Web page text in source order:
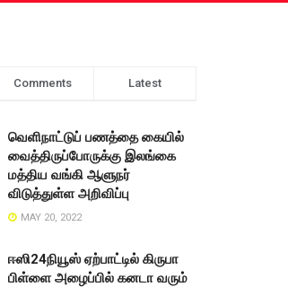
Comments Latest
வெளிநாட்டுப் பணத்தை கையில்
வைத்திருப்போருக்கு இலங்கை
மத்திய வங்கி ஆளுநர்
விடுத்துள்ள அறிவிப்பு
MAY 20, 2022
ஈஸி24நியூஸ் ஏற்பாட்டில் கிருபா
பிள்ளை அழைப்பில் கனடா வரும்